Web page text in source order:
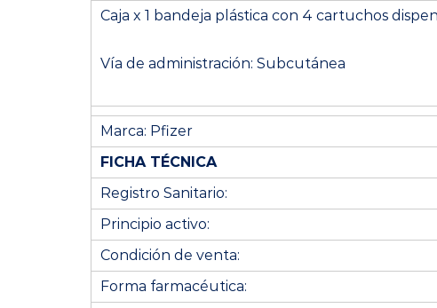
Caja x 1 bandeja plástica con 4 cartuchos
Vía de administración: Subcutánea
Marca: Pfizer
FICHA TÉCNICA
Registro Sanitario:
Principio activo:
Condición de venta:
Forma farmacéutica: